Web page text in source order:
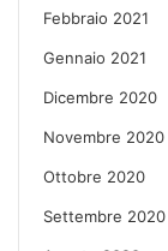
Febbraio 2021
Gennaio 2021
Dicembre 2020
Novembre 2020
Ottobre 2020
Settembre 2020